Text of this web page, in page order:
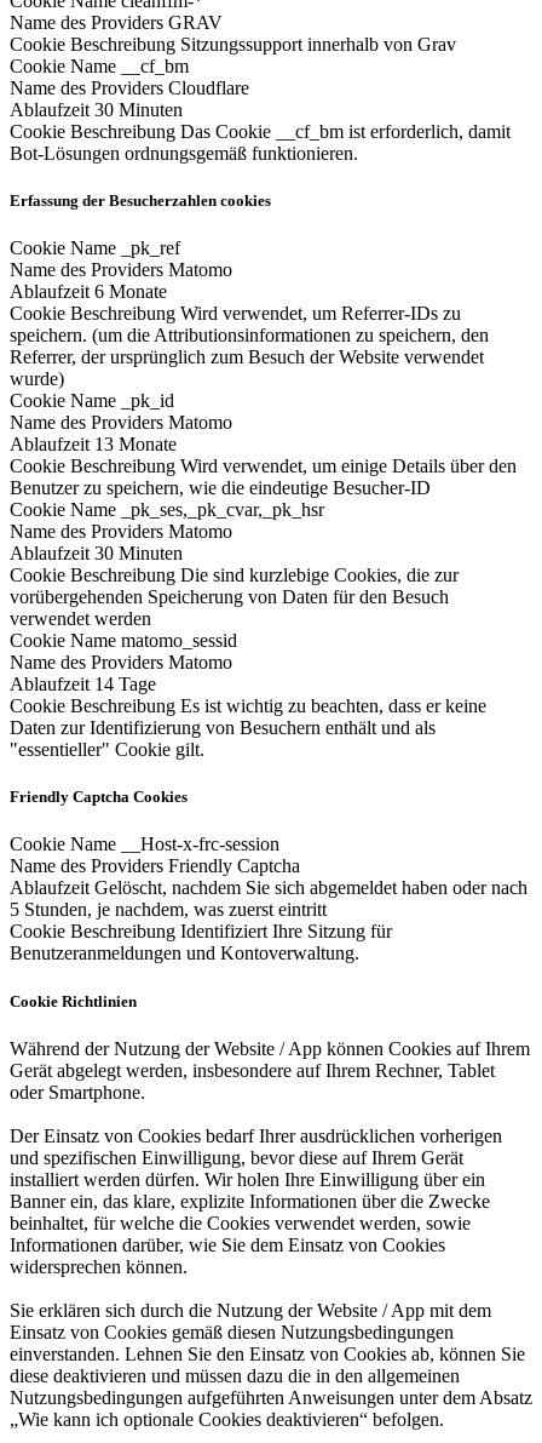
Name des Providers GRAV
Cookie Beschreibung Sitzungssupport innerhalb von Grav
Cookie Name
__cf_bm
Name des Providers Cloudflare
Ablaufzeit 30 Minuten
Cookie Beschreibung Das Cookie __cf_bm ist erforderlich, damit
Bot-Lösungen ordnungsgemäß funktionieren.
Erfassung der Besucherzahlen cookies
Cookie Name
_pk_ref
Name des Providers Matomo
Ablaufzeit 6 Monate
Cookie Beschreibung Wird verwendet, um Referrer-IDs zu
speichern. (um die Attributionsinformationen zu speichern, den
Referrer, der ursprünglich zum Besuch der Website verwendet
wurde)
Cookie Name
_pk_id
Name des Providers Matomo
Ablaufzeit 13 Monate
Cookie Beschreibung Wird verwendet, um einige Details über den
Benutzer zu speichern, wie die eindeutige Besucher-ID
Cookie Name
_pk_ses,_pk_cvar,_pk_hsr
Name des Providers Matomo
Ablaufzeit 30 Minuten
Cookie Beschreibung Die sind kurzlebige Cookies, die zur
vorübergehenden Speicherung von Daten für den Besuch
verwendet werden
Cookie Name matomo_sessid
Name des Providers Matomo
Ablaufzeit 14 Tage
Cookie Beschreibung Es ist wichtig zu beachten, dass er keine
Daten zur Identifizierung von Besuchern enthält und als
"essentieller" Cookie gilt.
Friendly Captcha Cookies
Cookie Name
__Host-x-frc-session
Name des Providers Friendly Captcha
Ablaufzeit Gelöscht, nachdem Sie sich abgemeldet haben oder nach
5 Stunden, je nachdem, was zuerst eintritt
Cookie Beschreibung Identifiziert Ihre Sitzung für
Benutzeranmeldungen und Kontoverwaltung.
Cookie Richtlinien
Während der Nutzung der Website / App können Cookies auf Ihrem
Gerät abgelegt werden, insbesondere auf Ihrem Rechner, Tablet
oder Smartphone.
Der Einsatz von Cookies bedarf Ihrer ausdrücklichen vorherigen
und spezifischen Einwilligung, bevor diese auf Ihrem Gerät
installiert werden dürfen. Wir holen Ihre Einwilligung über ein
Banner ein, das klare, explizite Informationen über die Zwecke
beinhaltet, für welche die Cookies verwendet werden, sowie
Informationen darüber, wie Sie dem Einsatz von Cookies
widersprechen können.
Sie erklären sich durch die Nutzung der Website / App mit dem
Einsatz von Cookies gemäß diesen Nutzungsbedingungen
einverstanden. Lehnen Sie den Einsatz von Cookies ab, können Sie
diese deaktivieren und müssen dazu die in den allgemeinen
Nutzungsbedingungen aufgeführten Anweisungen unter dem Absatz
„Wie kann ich optionale Cookies deaktivieren“ befolgen.